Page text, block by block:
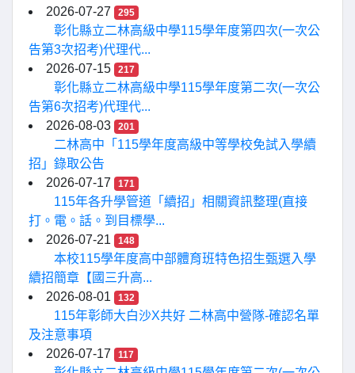
2026-07-27
295
彰化縣立二林高級中學115學年度第四次(一次公
告第3次招考)代理代...
2026-07-15
217
彰化縣立二林高級中學115學年度第二次(一次公
告第6次招考)代理代...
2026-08-03
201
二林高中「115學年度高級中等學校免試入學續
招」錄取公告
2026-07-17
171
115年各升學管道「續招」相關資訊整理(直接
打。電。話。到目標學...
2026-07-21
148
本校115學年度高中部體育班特色招生甄選入學
續招簡章【國三升高...
2026-08-01
132
115年彰師大白沙X共好 二林高中營隊-確認名單
及注意事項
2026-07-17
117